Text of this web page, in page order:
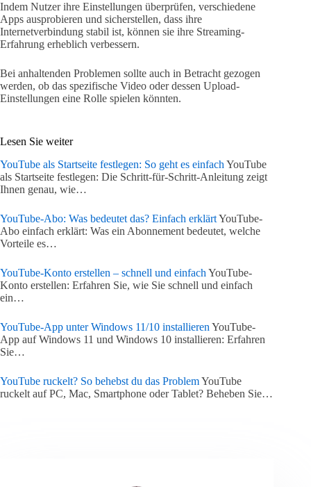
Indem Nutzer ihre Einstellungen überprüfen, verschiedene
Apps ausprobieren und sicherstellen, dass ihre
Internetverbindung stabil ist, können sie ihre Streaming-
Erfahrung erheblich verbessern.
Bei anhaltenden Problemen sollte auch in Betracht gezogen
werden, ob das spezifische Video oder dessen Upload-
Einstellungen eine Rolle spielen könnten.
Lesen Sie weiter
YouTube als Startseite festlegen: So geht es einfach YouTube
als Startseite festlegen: Die Schritt-für-Schritt-Anleitung zeigt
Ihnen genau, wie…
YouTube-Abo: Was bedeutet das? Einfach erklärtYouTube-
Abo einfach erklärt: Was ein Abonnement bedeutet, welche
Vorteile es…
YouTube-Konto erstellen – schnell und einfach YouTube-
Konto erstellen: Erfahren Sie, wie Sie schnell und einfach
ein…
YouTube-App unter Windows 11/10 installieren YouTube-
App auf Windows 11 und Windows 10 installieren: Erfahren
Sie…
YouTube ruckelt? So behebst du das ProblemYouTube
ruckelt auf PC, Mac, Smartphone oder Tablet? Beheben Sie…